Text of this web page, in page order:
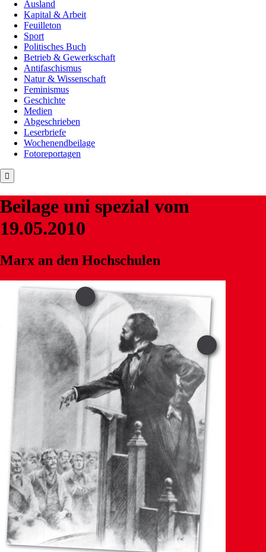
Ausland
Kapital & Arbeit
Feuilleton
Sport
Politisches Buch
Betrieb & Gewerkschaft
Antifaschismus
Natur & Wissenschaft
Feminismus
Geschichte
Medien
Abgeschrieben
Leserbriefe
Wochenendbeilage
Fotoreportagen
Beilage uni spezial vom
19.05.2010
Marx an den Hochschulen